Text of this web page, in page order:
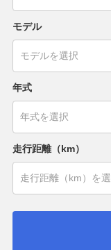
モデル
年式
走行距離（km）